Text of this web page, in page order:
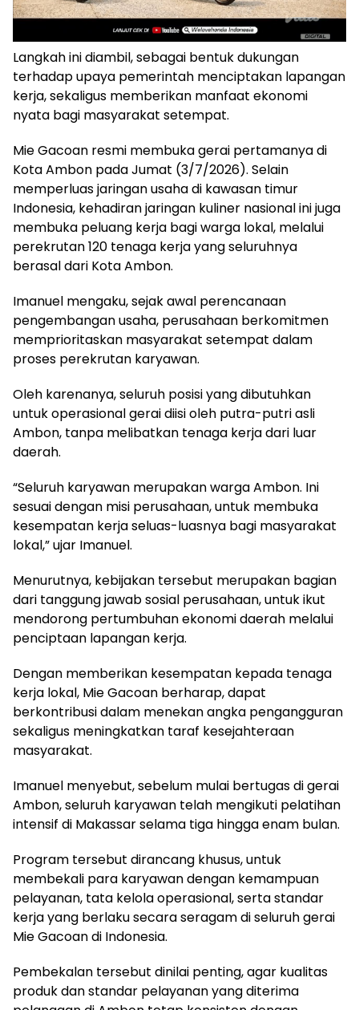
Langkah ini diambil, sebagai bentuk dukungan
terhadap upaya pemerintah menciptakan lapangan
kerja, sekaligus memberikan manfaat ekonomi
nyata bagi masyarakat setempat.
Mie Gacoan resmi membuka gerai pertamanya di
Kota Ambon pada Jumat (3/7/2026). Selain
memperluas jaringan usaha di kawasan timur
Indonesia, kehadiran jaringan kuliner nasional ini juga
membuka peluang kerja bagi warga lokal, melalui
perekrutan 120 tenaga kerja yang seluruhnya
berasal dari Kota Ambon.
Imanuel mengaku, sejak awal perencanaan
pengembangan usaha, perusahaan berkomitmen
memprioritaskan masyarakat setempat dalam
proses perekrutan karyawan.
Oleh karenanya, seluruh posisi yang dibutuhkan
untuk operasional gerai diisi oleh putra-putri asli
Ambon, tanpa melibatkan tenaga kerja dari luar
daerah.
“Seluruh karyawan merupakan warga Ambon. Ini
sesuai dengan misi perusahaan, untuk membuka
kesempatan kerja seluas-luasnya bagi masyarakat
lokal,” ujar Imanuel.
Menurutnya, kebijakan tersebut merupakan bagian
dari tanggung jawab sosial perusahaan, untuk ikut
mendorong pertumbuhan ekonomi daerah melalui
penciptaan lapangan kerja.
Dengan memberikan kesempatan kepada tenaga
kerja lokal, Mie Gacoan berharap, dapat
berkontribusi dalam menekan angka pengangguran
sekaligus meningkatkan taraf kesejahteraan
masyarakat.
Imanuel menyebut, sebelum mulai bertugas di gerai
Ambon, seluruh karyawan telah mengikuti pelatihan
intensif di Makassar selama tiga hingga enam bulan.
Program tersebut dirancang khusus, untuk
membekali para karyawan dengan kemampuan
pelayanan, tata kelola operasional, serta standar
kerja yang berlaku secara seragam di seluruh gerai
Mie Gacoan di Indonesia.
Pembekalan tersebut dinilai penting, agar kualitas
produk dan standar pelayanan yang diterima